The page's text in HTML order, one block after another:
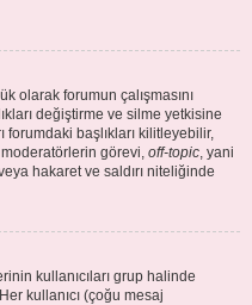
olarak forumun çalışmasını
değiştirme ve silme yetkisine
forumdaki başlıkları kilitleyebilir,
görevi, off-topic, yani
hakaret ve saldırı niteliğinde
kullanıcıları grup halinde
kullanıcı (çoğu mesaj